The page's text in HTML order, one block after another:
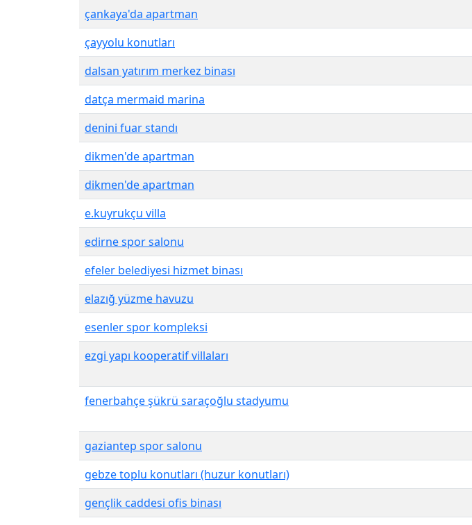
çankaya'da apartman
çayyolu konutları
dalsan yatırım merkez binası
datça mermaid marina
denini fuar standı
dikmen'de apartman
dikmen'de apartman
e.kuyrukçu villa
edirne spor salonu
efeler belediyesi hizmet binası
elazığ yüzme havuzu
esenler spor kompleksi
ezgi yapı kooperatif villaları
fenerbahçe şükrü saraçoğlu stadyumu
gaziantep spor salonu
gebze toplu konutları (huzur konutları)
gençlik caddesi ofis binası